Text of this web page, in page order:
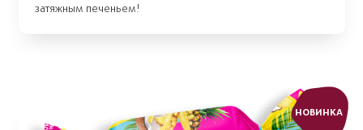
затяжным печеньем!
НОВИНКА